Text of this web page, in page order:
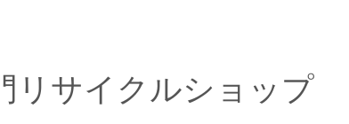
リサイクルショップ